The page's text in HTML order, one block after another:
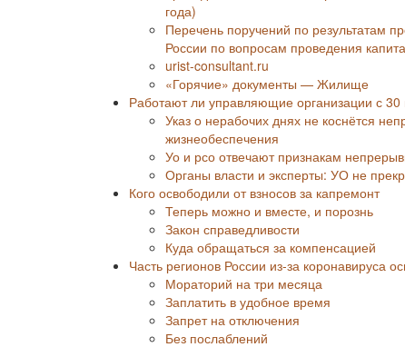
года)
Перечень поручений по результатам
России по вопросам проведения
urist-consultant.ru
«Горячие» документы — Жилище
Работают ли управляющие организации с 30
Указ о нерабочих днях не коснётся
жизнеобеспечения
Уо и рсо отвечают признакам
Органы власти и эксперты: УО не
Кого освободили от взносов за капремонт
Теперь можно и вместе, и порознь
Закон справедливости
Куда обращаться за компенсацией
Часть регионов России из-за коронавируса
Мораторий на три месяца
Заплатить в удобное время
Запрет на отключения
Без послаблений